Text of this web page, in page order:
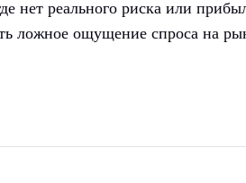
нет реального риска или
ложное ощущение спроса на